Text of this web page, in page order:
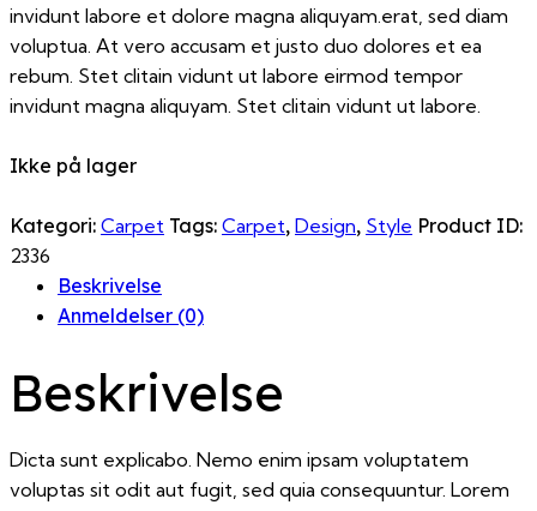
invidunt labore et dolore magna aliquyam.erat, sed diam
voluptua. At vero accusam et justo duo dolores et ea
rebum. Stet clitain vidunt ut labore eirmod tempor
invidunt magna aliquyam. Stet clitain vidunt ut labore.
Ikke på lager
Kategori: Carpet Tags: Carpet, Design, Style Product ID:
2336
Beskrivelse
Anmeldelser (0)
Beskrivelse
Dicta sunt explicabo. Nemo enim ipsam voluptatem
voluptas sit odit aut fugit, sed quia consequuntur. Lorem